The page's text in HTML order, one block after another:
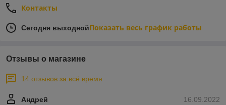
Контакты
Сегодня выходнойПоказать весь график работы
Отзывы о магазине
14 отзывов за всё время
16.09.2022
Андрей